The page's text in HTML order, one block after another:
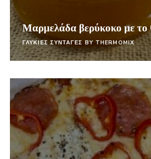
Μαρμελάδα βερύκοκο με το
ΓΛΥΚΙΕΣ ΣΥΝΤΑΓΕΣ BY THERMOMIX